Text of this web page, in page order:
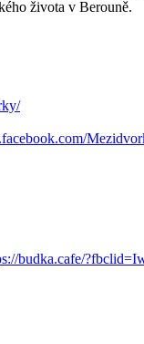
života v Berouně.
budka.cafe/